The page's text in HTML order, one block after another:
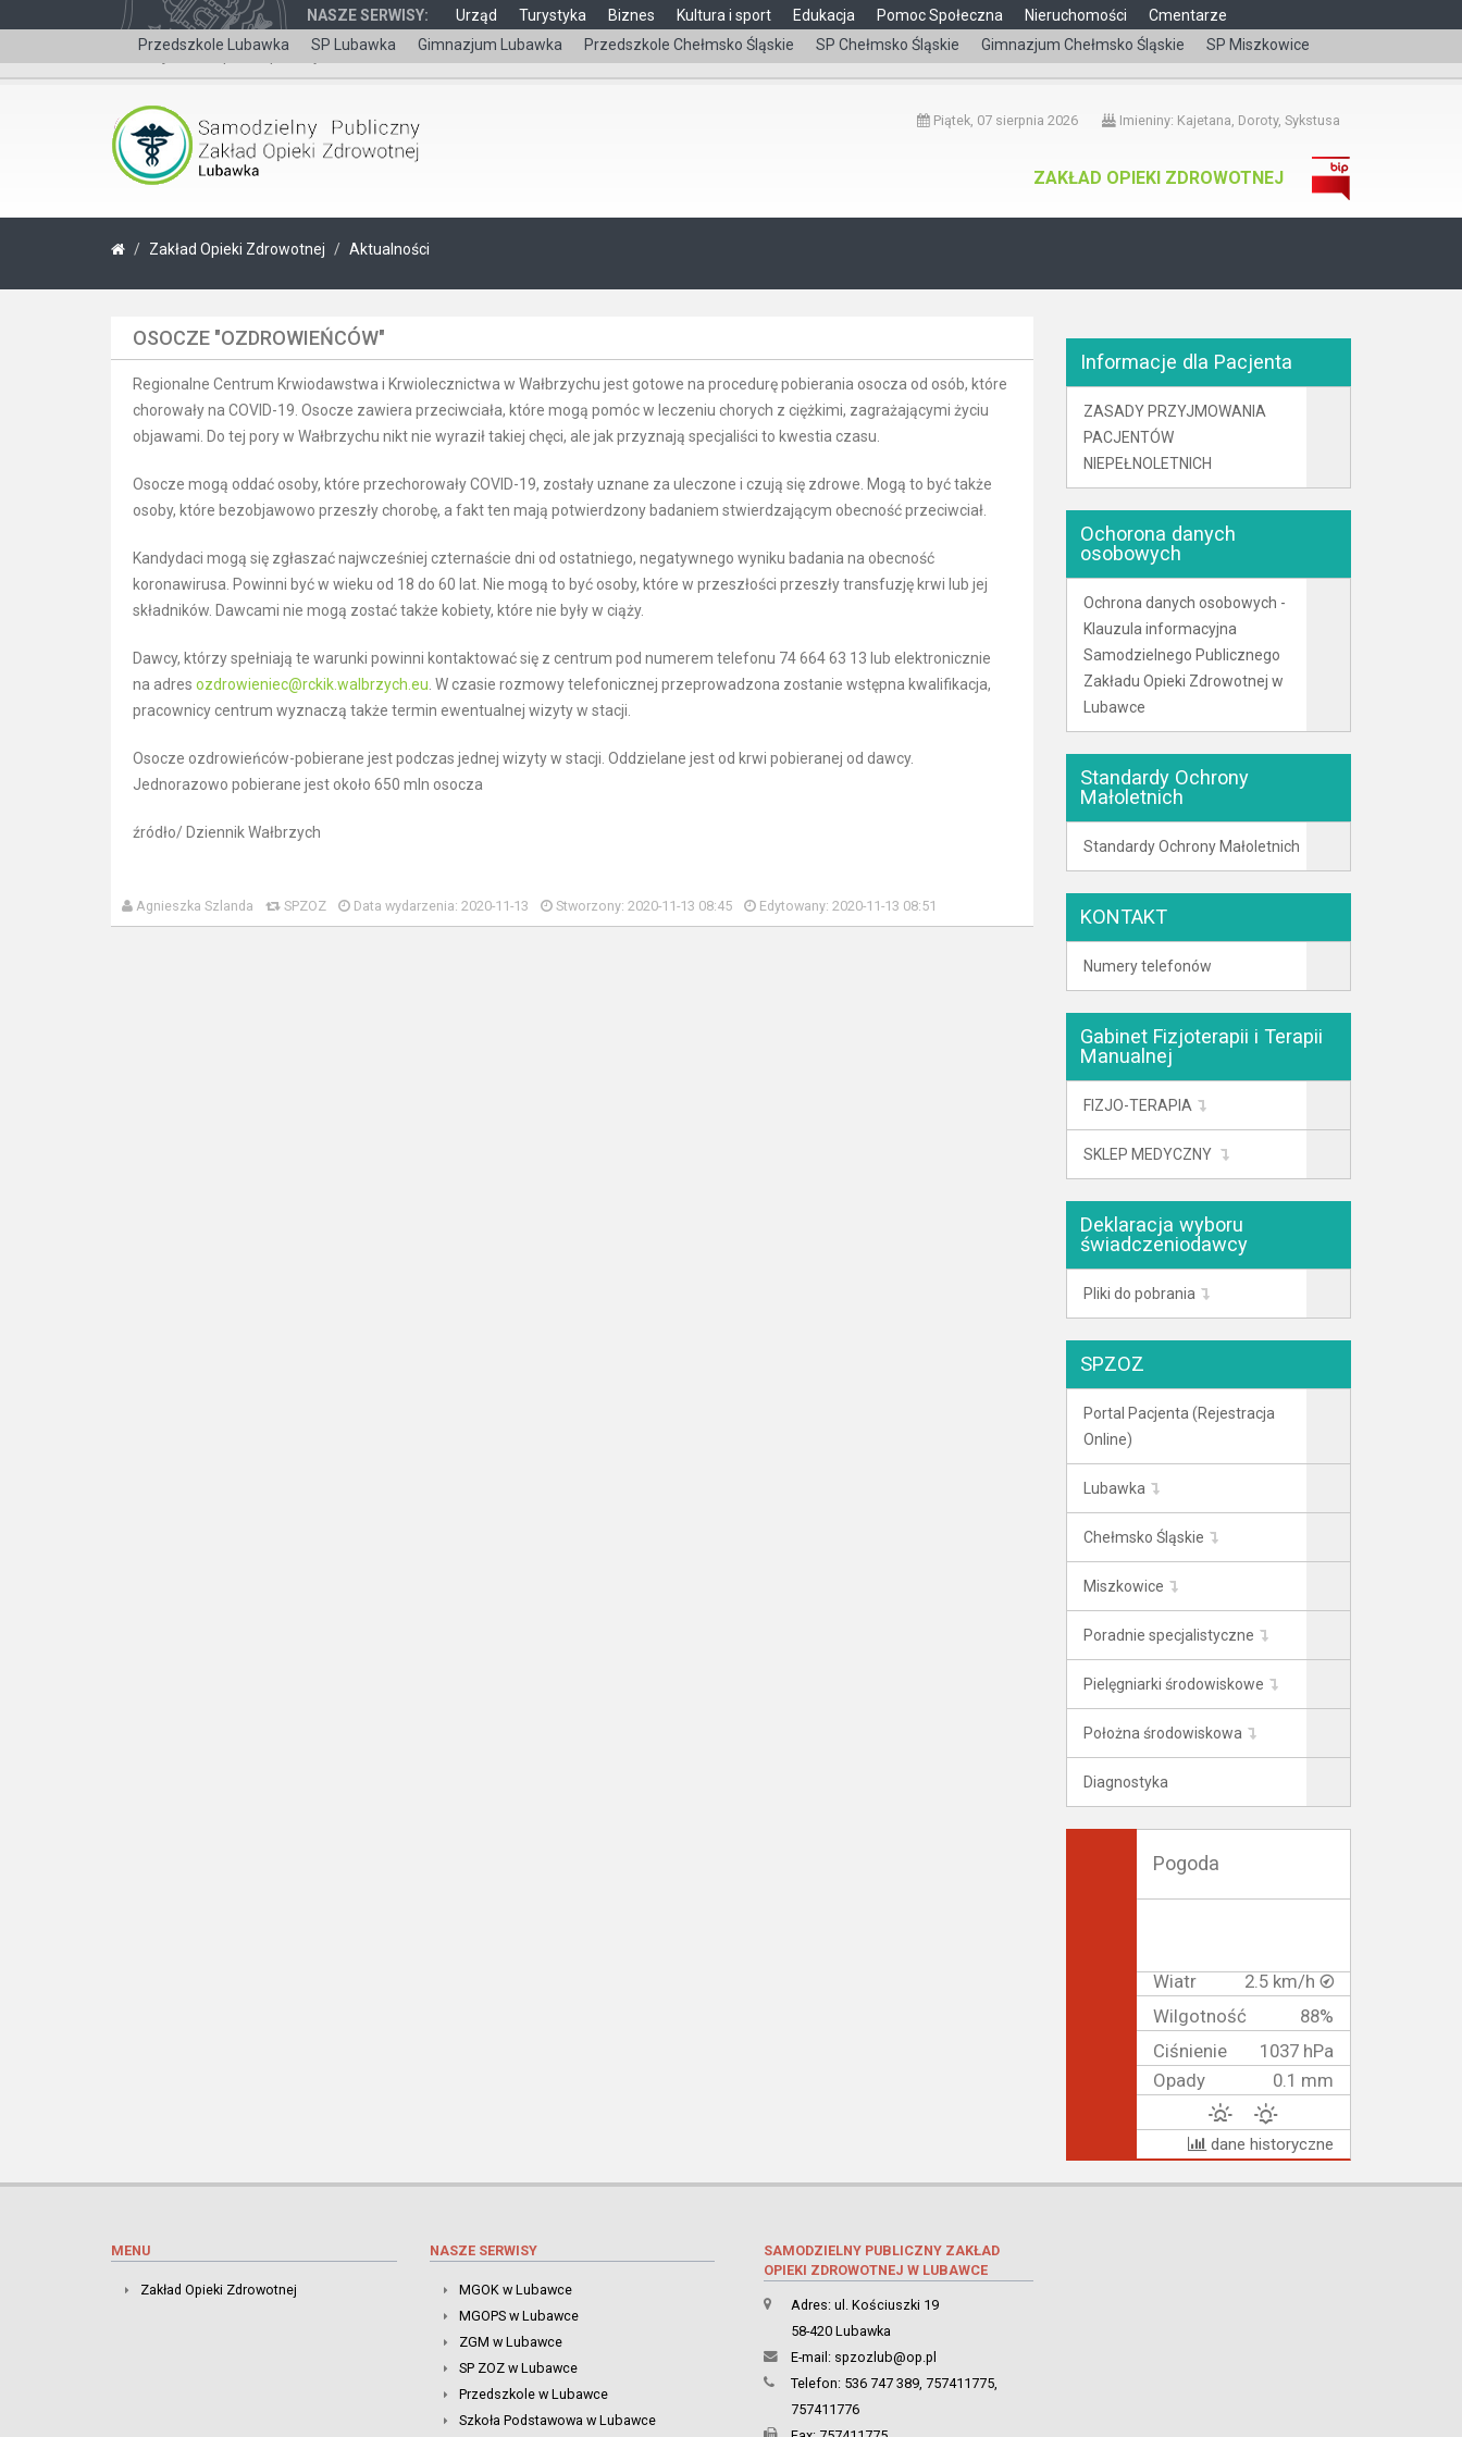
NASZE SERWISY: Urząd Turystyka Biznes Kultura i sport
Edukacja
Przedszkole Lubawka
SP Lubawka Gimnazjum Lubawka Przedszkole Chełmsko Śląskie SP Chełmsko Śląskie Gimnazjum Chełmsko Śląskie SP Miszkowice
Pomoc Społeczna Nieruchomości Cmentarze
Wersja dla niepełnosprawnych čeština
Piątek, 07 sierpnia 2026 Imieniny: Kajetana, Doroty, Sykstusa
ZAKŁAD OPIEKI ZDROWOTNEJ
Zakład Opieki Zdrowotnej Aktualności
OSOCZE "OZDROWIEŃCÓW"
Regionalne Centrum Krwiodawstwa i Krwiolecznictwa w Wałbrzychu jest gotowe na procedurę pobierania osocza od osób, które
chorowały na COVID-19. Osocze zawiera przeciwciała, które mogą pomóc w leczeniu chorych z ciężkimi, zagrażającymi życiu
objawami. Do tej pory w Wałbrzychu nikt nie wyraził takiej chęci, ale jak przyznają specjaliści to kwestia czasu.
Osocze mogą oddać osoby, które przechorowały COVID-19, zostały uznane za uleczone i czują się zdrowe. Mogą to być także
osoby, które bezobjawowo przeszły chorobę, a fakt ten mają potwierdzony badaniem stwierdzającym obecność przeciwciał.
Kandydaci mogą się zgłaszać najwcześniej czternaście dni od ostatniego, negatywnego wyniku badania na obecność
koronawirusa. Powinni być w wieku od 18 do 60 lat. Nie mogą to być osoby, które w przeszłości przeszły transfuzję krwi lub jej
składników. Dawcami nie mogą zostać także kobiety, które nie były w ciąży.
Dawcy, którzy spełniają te warunki powinni kontaktować się z centrum pod numerem telefonu 74 664 63 13 lub elektronicznie
na adres ozdrowieniec@rckik.walbrzych.eu . W czasie rozmowy telefonicznej przeprowadzona zostanie wstępna kwalifikacja,
pracownicy centrum wyznaczą także termin ewentualnej wizyty w stacji.
Osocze ozdrowieńców-pobierane jest podczas jednej wizyty w stacji. Oddzielane jest od krwi pobieranej od dawcy.
Jednorazowo pobierane jest około 650 mln osocza
źródło/ Dziennik Wałbrzych
Agnieszka Szlanda SPZOZ Data wydarzenia: 2020-11-13 Stworzony: 2020-11-13 08:45 Edytowany: 2020-11-13 08:51
Informacje dla Pacjenta
ZASADY PRZYJMOWANIA
PACJENTÓW
NIEPEŁNOLETNICH
Ochorona danych
osobowych
Ochrona danych osobowych -
Klauzula informacyjna
Samodzielnego Publicznego
Zakładu Opieki Zdrowotnej w
Lubawce
Standardy Ochrony
Małoletnich
Standardy Ochrony Małoletnich
KONTAKT
Numery telefonów
Gabinet Fizjoterapii i Terapii
Manualnej
FIZJO-TERAPIA
SKLEP MEDYCZNY
Deklaracja wyboru
świadczeniodawcy
Pliki do pobrania
SPZOZ
Portal Pacjenta (Rejestracja
Online)
Lubawka
Chełmsko Śląskie
Miszkowice
Poradnie specjalistyczne
Pielęgniarki środowiskowe
Położna środowiskowa
Diagnostyka
Pogoda
Wiatr
2.5 km/h
Wilgotność
88%
Ciśnienie
1037 hPa
Opady
0.1 mm
dane historyczne
MENU
Zakład Opieki Zdrowotnej
NASZE SERWISY
MGOK w Lubawce
MGOPS w Lubawce
ZGM w Lubawce
SP ZOZ w Lubawce
Przedszkole w Lubawce
Szkoła Podstawowa w Lubawce
SAMODZIELNY PUBLICZNY ZAKŁAD
OPIEKI ZDROWOTNEJ W LUBAWCE
Adres: ul. Kościuszki 19
58-420 Lubawka
E-mail: spzozlub@op.pl
Telefon: 536 747 389, 757411775,
757411776